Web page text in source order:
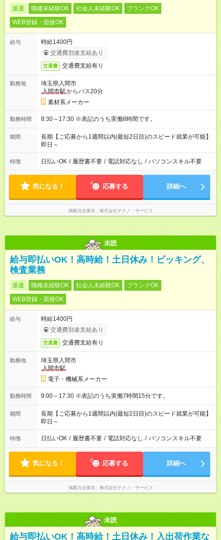
派遣 職種未経験OK 社会人未経験OK
ブランクOK
WEB登録・面接OK
給与
時給1400円
交通費別途支給あり
交通費 交通費支給有り
勤務地
埼玉県入間市
入間市駅からバス20分
素材系メーカー
勤務時間 8:30～17:30 ※表記のうち実働8時間です。
期間
長期【ご応募から1週間以内(最短2日目)のスピード就業が可能】
即日～
特徴 日払いOK / 履歴書不要 / 電話対応なし / パソコンスキル不要
気になる！ 応募する 詳細へ
掲載元企業名 株式会社テクノ・サービス
未読
給与即払いOK！高時給！土日休み！ピッキング、
検査業務
派遣 職種未経験OK 社会人未経験OK
ブランクOK
WEB登録・面接OK
給与
時給1400円
交通費別途支給あり
交通費 交通費支給有り
勤務地
埼玉県入間市
入間市駅
電子・機械系メーカー
勤務時間 9:00～17:30 ※表記のうち実働7時間15分です。
期間
長期【ご応募から1週間以内(最短2日目)のスピード就業が可能】
即日～
特徴 日払いOK / 履歴書不要 / 電話対応なし / パソコンスキル不要
気になる！ 応募する 詳細へ
掲載元企業名 株式会社テクノ・サービス
未読
給与即払いOK！高時給！土日休み！入出荷作業な